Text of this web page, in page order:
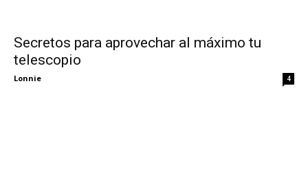
Secretos para aprovechar al máximo tu
telescopio
Lonnie 4